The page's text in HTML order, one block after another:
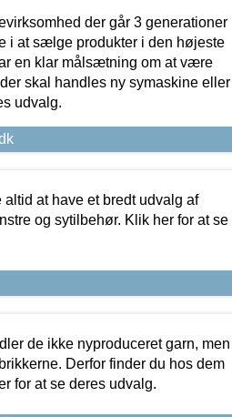
der går 3 generationer
i at sælge produkter i den højeste
en klar målsætning om at være
skal handles ny symaskine eller
udvalg.
at have et bredt udvalg af
og sytilbehør. Klik her for at se
de ikke nyproduceret garn, men
Derfor finder du hos dem
for at se deres udvalg.